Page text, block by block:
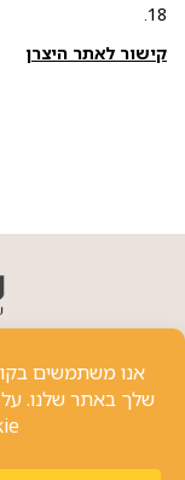
18.
קישור לאתר היצרן